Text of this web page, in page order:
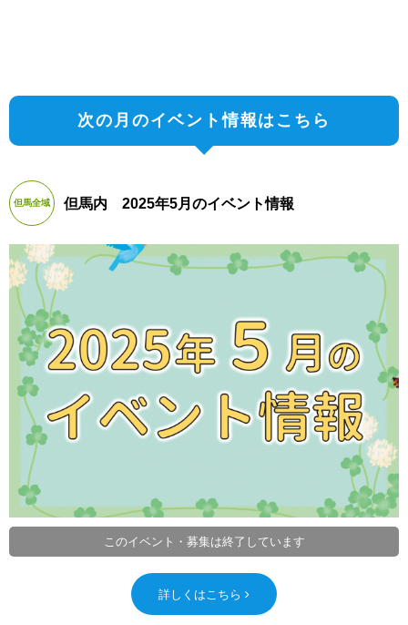
次の月のイベント情報はこちら
但馬全域 但馬内 2025年5月のイベント情報
このイベント・募集は終了しています
詳しくはこちら